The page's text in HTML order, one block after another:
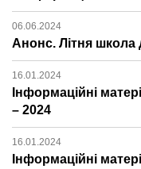
06.06.2024
Анонс. Літня школа
16.01.2024
Інформаційні
– 2024
16.01.2024
Інформаційні